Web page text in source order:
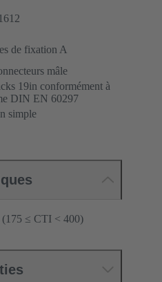
de fixation A
mâle
19in conformément à
DIN EN 60297
simple
≤ CTI < 400)